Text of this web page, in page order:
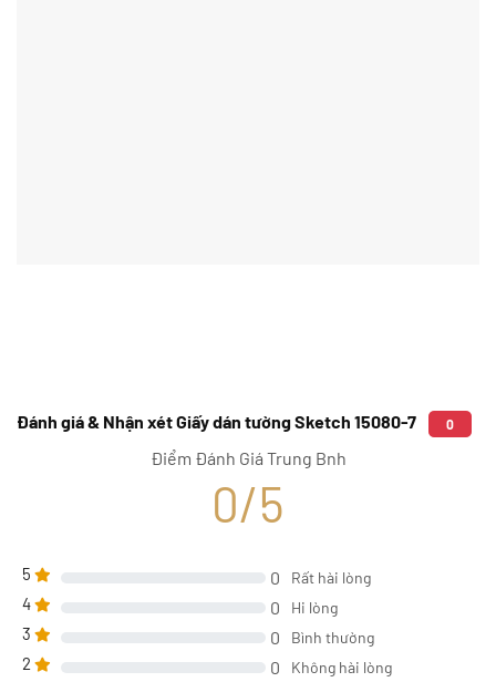
Đánh giá & Nhận xét Giấy dán tường Sketch 15080-7 0
Điểm Đánh Giá Trung Bnh
0/5
5 0 Rất hài lòng
4 0 Hi lòng
3 0 Bình thường
2 0 Không hài lòng